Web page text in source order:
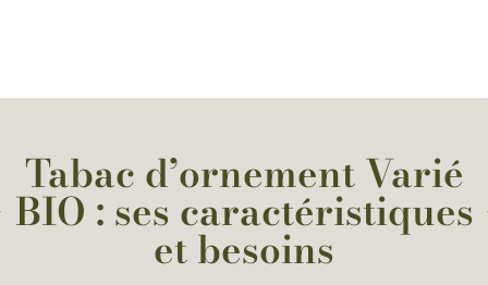
Tabac d’ornement Varié
BIO : ses caractéristiques
et besoins